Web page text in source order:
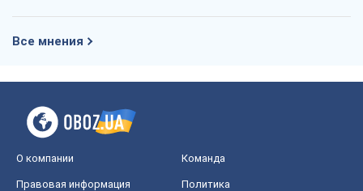
Все мнения
О компании Команда
Правовая информация
Политика